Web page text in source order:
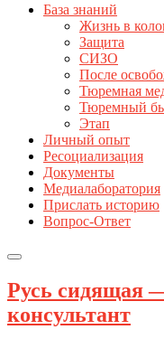
База знаний
Жизнь в
Защита
СИЗО
После
Тюремная
Тюремный
Этап
Личный опыт
Ресоциализация
Документы
Медиалаборатория
Прислать историю
Вопрос-Ответ
Русь сидящая
консультант